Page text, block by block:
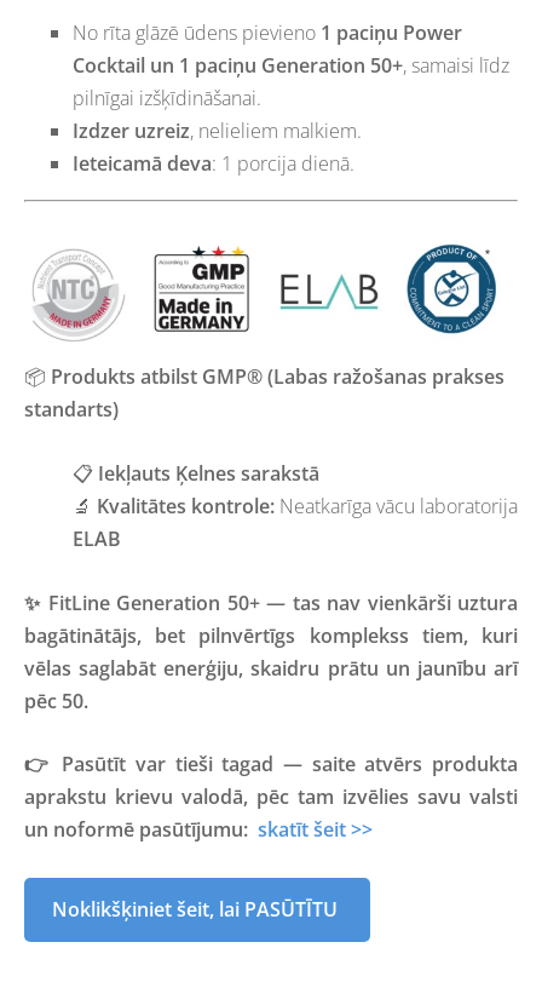
No rīta glāzē ūdens pievieno 1 paciņu Power
Cocktail un 1 paciņu Generation 50+, samaisi līdz
pilnīgai izšķīdināšanai.
Izdzer uzreiz, nelieliem malkiem.
Ieteicamā deva: 1 porcija dienā.
📦 Produkts atbilst GMP® (Labas ražošanas prakses
standarts)
📋 Iekļauts Ķelnes sarakstā
🔬 Kvalitātes kontrole: Neatkarīga vācu laboratorija
ELAB
✨ FitLine Generation 50+— tas nav vienkārši uztura
bagātinātājs, bet pilnvērtīgs komplekss tiem, kuri
vēlas saglabāt enerģiju, skaidru prātu un jaunību arī
pēc 50.
👉 Pasūtīt var tieši tagad — saite atvērs produkta
aprakstu krievu valodā, pēc tam izvēlies savu valsti
un noformē pasūtījumu: skatīt šeit >>
Noklikšķiniet šeit, lai PASŪTĪTU